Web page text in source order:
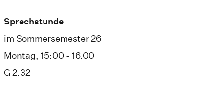
Sprechstunde
im Sommersemester 26
Montag, 15:00 - 16.00
G 2.32